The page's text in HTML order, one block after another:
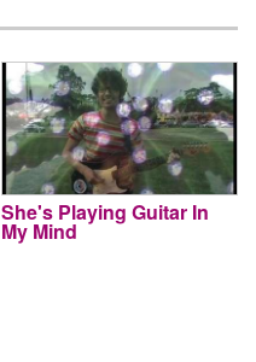
She's Playing Guitar In
My Mind